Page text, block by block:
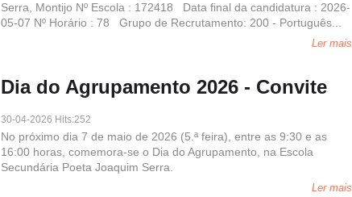
Serra, Montijo Nº Escola : 172418 Data final da candidatura : 2026-
05-07 Nº Horário : 78 Grupo de Recrutamento: 200 - Português...
Ler mais
Dia do Agrupamento 2026 - Convite
30-04-2026 Hits:252
No próximo dia 7 de maio de 2026 (5.ª feira), entre as 9:30 e as
16:00 horas, comemora-se o Dia do Agrupamento, na Escola
Secundária Poeta Joaquim Serra.
Ler mais